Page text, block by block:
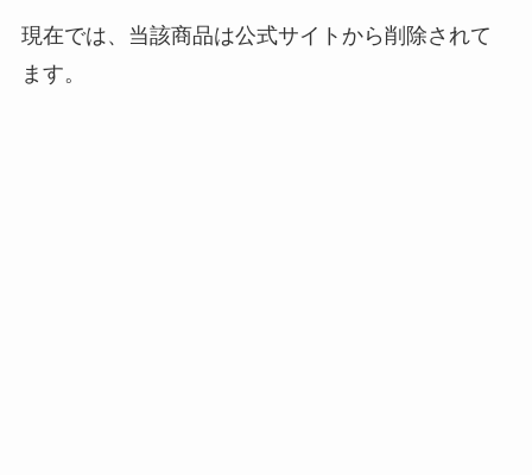
現在では、当該商品は公式サイトから削除されて
ます。